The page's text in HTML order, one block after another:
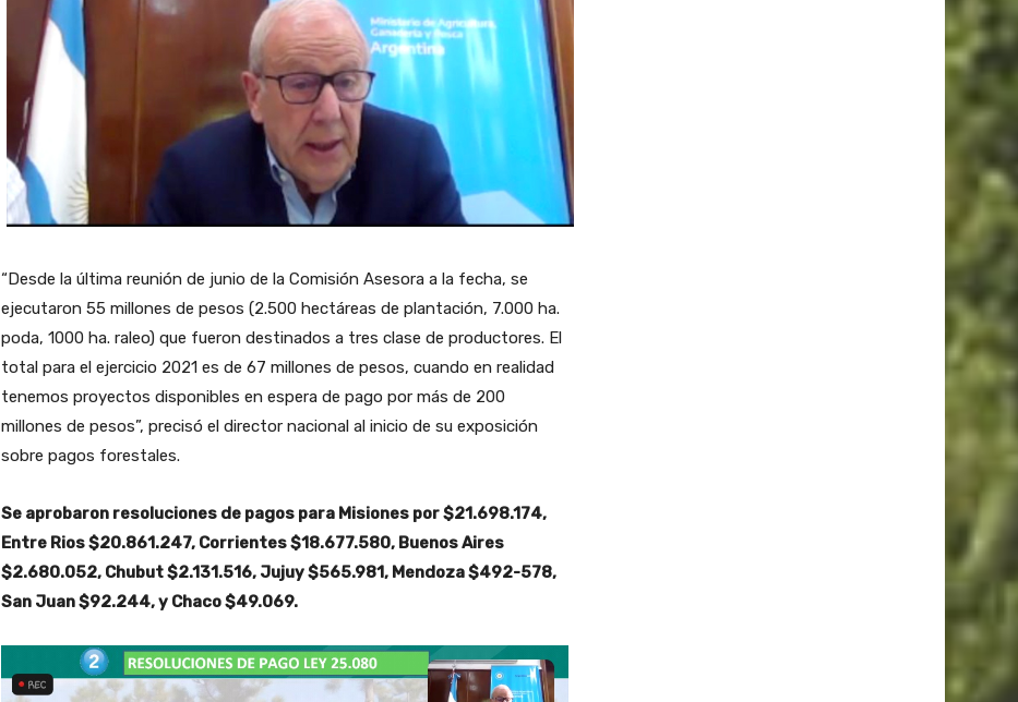
“Desde la última reunión de junio de la Comisión Asesora a la fecha, se
ejecutaron 55 millones de pesos (2.500 hectáreas de plantación, 7.000 ha.
poda, 1000 ha. raleo) que fueron destinados a tres clase de productores. El
total para el ejercicio 2021 es de 67 millones de pesos, cuando en realidad
tenemos proyectos disponibles en espera de pago por más de 200
millones de pesos”, precisó el director nacional al inicio de su exposición
sobre pagos forestales.
Se aprobaron resoluciones de pagos para Misiones por $21.698.174,
Entre Rios $20.861.247, Corrientes $18.677.580, Buenos Aires
$2.680.052, Chubut $2.131.516, Jujuy $565.981, Mendoza $492-578,
San Juan $92.244, y Chaco $49.069.